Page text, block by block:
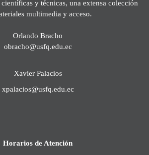
y técnicas, una extensa colección
multimedia y acceso.
Orlando Bracho
obracho@usfq.edu.ec
Xavier Palacios
xpalacios@usfq.edu.ec
Horarios de Atención